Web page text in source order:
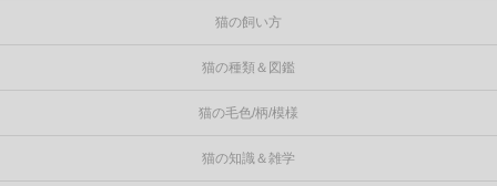
猫の飼い方
猫の種類＆図鑑
猫の毛色/柄/模様
猫の知識＆雑学